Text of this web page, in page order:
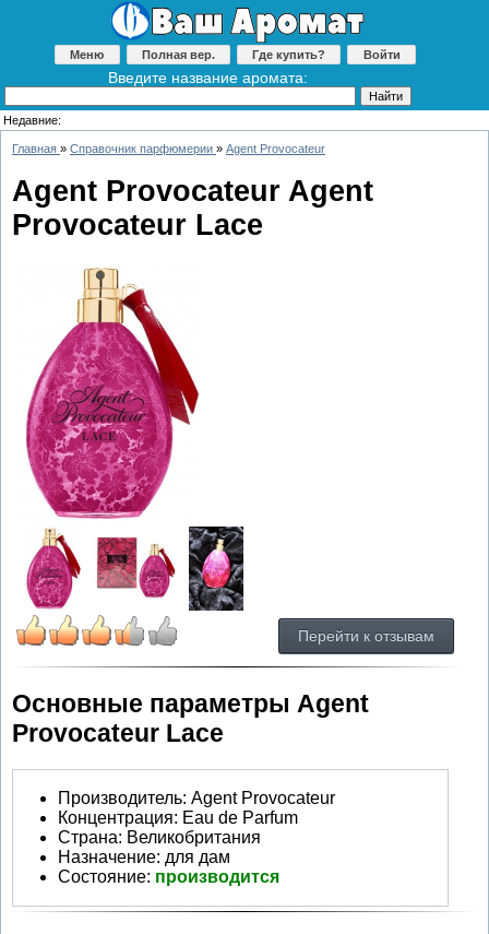
Меню Полная вер. Где купить? Войти
Введите название аромата:
Недавние:
Главная » Справочник парфюмерии » Agent Provocateur
Agent Provocateur Agent
Provocateur Lace
Перейти к отзывам
Основные параметры Agent
Provocateur Lace
Производитель: Agent Provocateur
Концентрация: Eau de Parfum
Страна: Великобритания
Назначение: для дам
Состояние: производится